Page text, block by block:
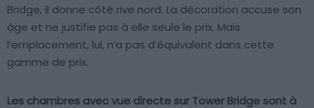
Bridge, il donne côté rive nord. La décoration accuse son
âge et ne justifie pas à elle seule le prix. Mais
l’emplacement, lui, n’a pas d’équivalent dans cette
gamme de prix.
Les chambres avec vue directe sur Tower Bridge sont à